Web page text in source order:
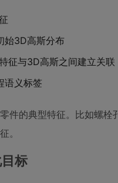
始3D高斯分布
征与3D高斯之间建立关联
语义标签
件的典型特征。比如螺
。
标